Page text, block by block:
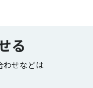
る
わせなどは